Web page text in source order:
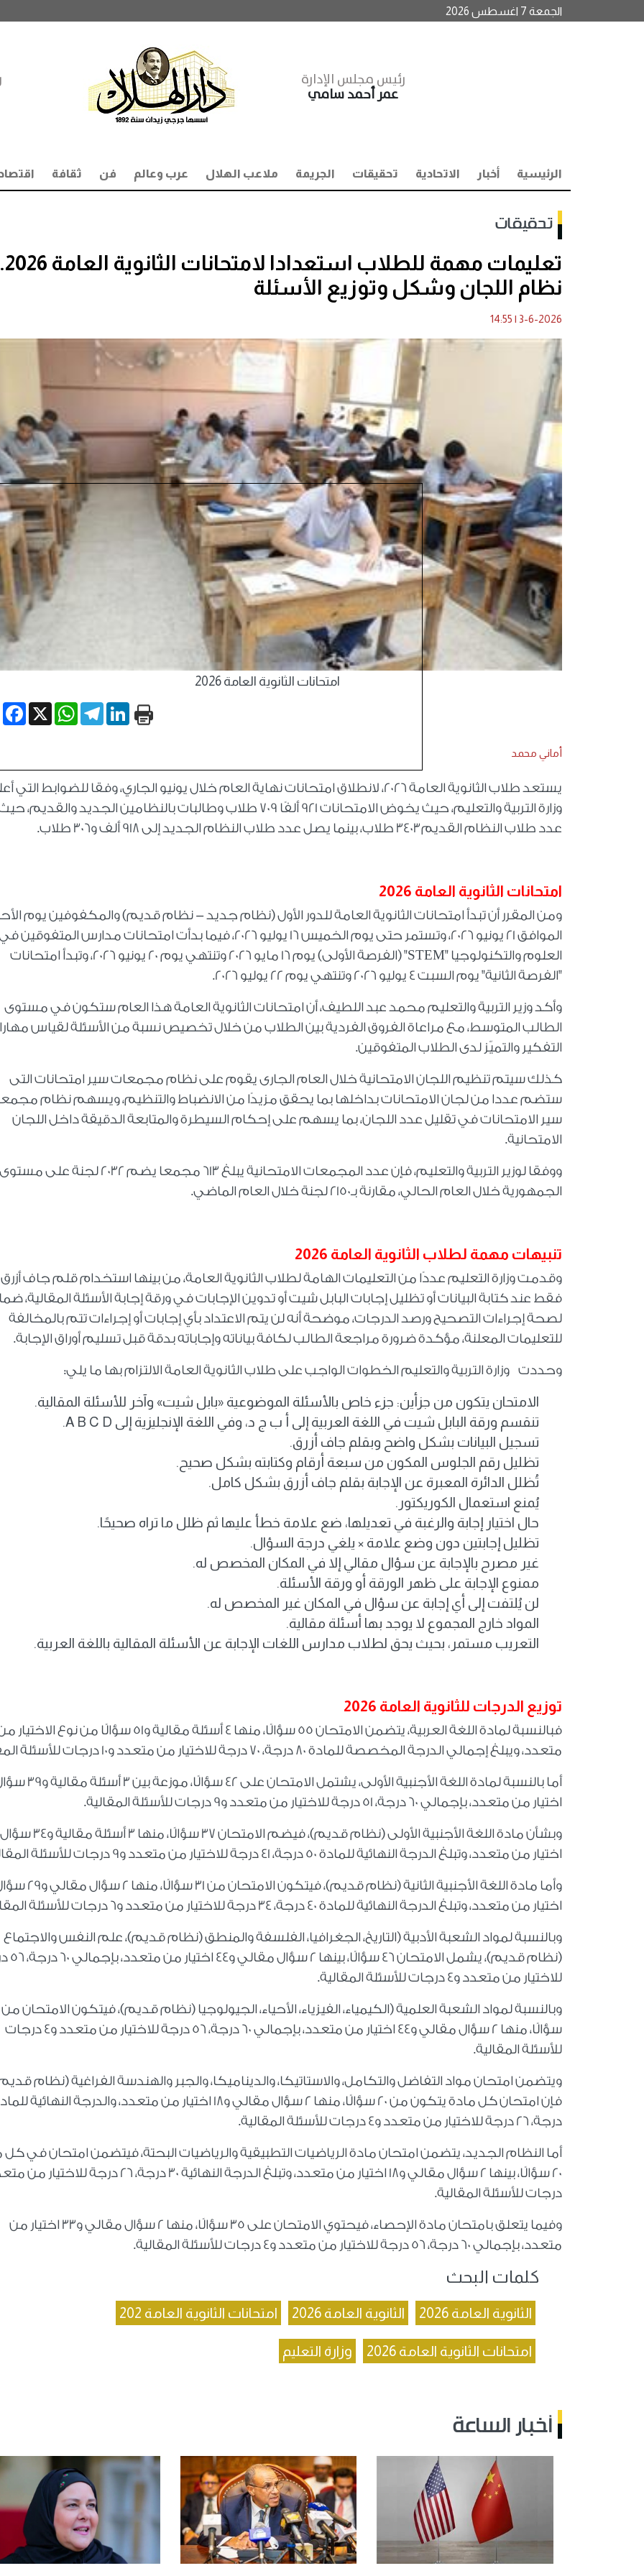
الجمعة 7 اغسطس 2026
رئيس مجلس الإدارة
عمر أحمد سامي
الرئيسية أخبار الاتحادية تحقيقات الجريمة ملاعب الهلال عرب وعالم فن ثقافة
تحقيقات
تعليمات مهمة
نظام اللجان وشكل وتوزيع الأسئلة
3-6-2026
|
14:55
امتحانات الثانوية العامة 2026
X
WhatsApp
TelegramLinkedIn
أماني محمد
يستعد طلاب الثانوية العامة 2026، لانطلاق امتحانات نهاية العام خلال يونيو الجاري، وفقا للضوابط التي
وزارة التربية والتعليم، حيث يخوض الامتحانات 921 ألفًا 709 طلاب وطالبات بالنظامين الجديد
عدد طلاب النظام القديم ٣٤٠٣ طلاب، بينما يصل عدد طلاب النظام الجديد إلى ٩١٨ ألف و٣٠٦ طلاب.
امتحانات الثانوية العامة 2026
ومن المقرر أن تبدأ امتحانات الثانوية العامة للدور الأول (نظام جديد - نظام قديم) والمكفوفين يوم
الموافق 21 يونيو 2026، وتستمر حتى يوم الخميس 16 يوليو 2026، فيما بدأت امتحانات مدارس المتفوقين
العلوم والتكنولوجيا "STEM
" (الفرصة الأولى) يوم 16 مايو 2026 وتنتهي يوم 20 يونيو 2026، وتبدأ امتحانات
"الفرصة الثانية" يوم السبت 4 يوليو 2026 وتنتهي يوم 22 يوليو 2026.
وأكد وزير التربية والتعليم محمد عبد اللطيف، أن امتحانات الثانوية العامة هذا العام ستكون في مستوى
الطالب المتوسط، مع مراعاة الفروق الفردية بين الطلاب من خلال تخصيص نسبة من الأسئلة لقياس
التفكير والتميّز لدى الطلاب المتفوقين.
كذلك سيتم تنظيم اللجان الامتحانية خلال العام الجارى يقوم على نظام مجمعات سير امتحانات التى
ستضم عددا من لجان الامتحانات بداخلها بما يحقق مزيدًا من الانضباط والتنظيم، ويسهم نظام
سير الامتحانات في تقليل عدد اللجان، بما يسهم على إحكام السيطرة والمتابعة الدقيقة داخل اللجان
الامتحانية.
ووفقا لوزير التربية والتعليم، فإن عدد المجمعات الامتحانية يبلغ 613 مجمعا يضم 2032 لجنة على مستوى
الجمهورية خلال العام الحالي، مقارنة بـ2150 لجنة خلال العام الماضي
.
تنبيهات مهمة لطلاب الثانوية العامة 2026
وقدمت وزارة التعليم عددًا من التعليمات الهامة لطلاب الثانوية العامة، من بينها استخدام قلم جاف أزرق
فقط عند كتابة البيانات أو تظليل إجابات البابل شيت أو تدوين الإجابات في ورقة إجابة الأسئلة المقالية،
لصحة إجراءات التصحيح ورصد الدرجات، موضحة أنه لن يتم الاعتداد بأي إجابات أو إجراءات تتم بالمخالفة
للتعليمات المعلنة، مؤكدة ضرورة مراجعة الطالب لكافة بياناته وإجاباته بدقة قبل تسليم أوراق الإجابة.
وحددت وزارة التربية والتعليم الخطوات الواجب على طلاب الثانوية العامة الالتزام بها ما يلي:
الامتحان يتكون من جزأين: جزء خاص بالأسئلة الموضوعية «بابل شيت» وآخر للأسئلة المقالية.
تنقسم ورقة البابل شيت في اللغة العربية إلى أ ب ج د، وفي اللغة الإنجليزية إلى A B C D
.
تسجيل البيانات بشكل واضح وبقلم جاف أزرق.
تظليل رقم الجلوس المكون من سبعة أرقام وكتابته بشكل صحيح.
تُظلل الدائرة المعبرة عن الإجابة بقلم جاف أزرق بشكل كامل.
يُمنع استعمال الكوريكتور.
حال اختيار إجابة والرغبة في تعديلها، ضع علامة خطأ عليها ثم ظلل ما تراه صحيحًا.
تظليل إجابتين دون وضع علامة × يلغي درجة السؤال.
غير مصرح بالإجابة عن سؤال مقالي إلا في المكان المخصص له.
ممنوع الإجابة على ظهر الورقة أو ورقة الأسئلة.
لن يُلتفت إلى أي إجابة عن سؤال في المكان غير المخصص له.
المواد خارج المجموع لا يوجد بها أسئلة مقالية.
التعريب مستمر، بحيث يحق لطلاب مدارس اللغات الإجابة عن الأسئلة المقالية باللغة العربية.
توزيع الدرجات للثانوية العامة 2026
فبالنسبة لمادة اللغة العربية، يتضمن الامتحان 55 سؤالًا، منها 4 أسئلة مقالية و51 سؤالًا من نوع
متعدد، ويبلغ إجمالي الدرجة المخصصة للمادة 80 درجة، 70 درجة للاختيار من متعدد و10 درجات للأسئلة المقالية
أما بالنسبة لمادة اللغة الأجنبية الأولى، يشتمل الامتحان على 42 سؤالًا،
اختيار من متعدد، بإجمالي 60 درجة، 51 درجة للاختيار من متعدد و9 درجات للأسئلة المقالية
.
وبشأن مادة اللغة الأجنبية الأولى (نظام قديم)، فيضم الامتحان 37 سؤالًا، منها 3 أسئلة مقالية و34 سؤال
اختيار من متعدد، وتبلغ الدرجة النهائية للمادة 50 درجة، 41 درجة للاختيار من متعدد و9 درجات للأسئلة المقالية
وأما مادة اللغة الأجنبية الثانية (نظام قديم)، فيتكون الامتحان من 31
اختيار من متعدد، وتبلغ الدرجة النهائية للمادة 40 درجة، 34 درجة للاختيار من متعدد و6 درجات للأسئلة المقالية
وبالنسبة لمواد الشعبة الأدبية (التاريخ، الجغرافيا، الفلسفة والمنطق (نظام قديم)، علم النفس والاجتماع
(نظام قديم)، يشمل
للاختيار من متعدد و4 درجات للأسئلة المقالية
.
سؤالًا، منها 2 سؤال مقالي و44 اختيار من متعدد، بإجمالي 60 درجة، 56 درجة للاختيار من متعدد و4 درجات
للأسئلة المقالية.
ويتضمن امتحان مواد التفاضل والتكامل، والاستاتيكا، والديناميكا، والجبر والهندسة الفراغية (نظام
درجة، 26 درجة للاختيار من متعدد و4 درجات للأسئلة المقالية .
أما النظام الجديد، يتضمن امتحان مادة الرياضيات التطبيقية والرياضيات البحتة، فيتضمن امتحان في كل
درجات للأسئلة المقالية.
وفيما يتعلق بامتحان مادة الإحصاء، فيحتوي الامتحان على 35 سؤالًا، منها 2 سؤال مقالي و33 اختيار من
متعدد، بإجمالي 60 درجة، 56 درجة للاختيار من متعدد و4 درجات للأسئلة المقالية
.
كلمات البحث
الثانوية العامة 2026 الثانوية العامة 2026 امتحانات الثانوية العامة 202
امتحانات الثانوية العامة 2026 وزارة التعليم
أخبار الساعة